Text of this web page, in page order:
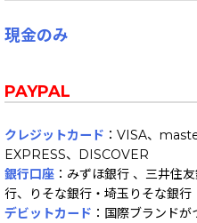
現金のみ
PAYPAL
クレジットカード ：VISA、
EXPRESS、DISCOVER
銀行口座 ：みずほ銀行 、三井住
行、りそな銀行・埼玉りそな銀行
デビットカード ：国際ブランド